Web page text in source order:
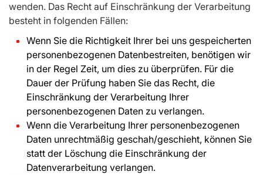
wenden. Das Recht auf Einschränkung der Verarbeitung
besteht in folgenden Fällen:
Wenn Sie die Richtigkeit Ihrer bei uns gespeicherten
personenbezogenen Datenbestreiten, benötigen wir
in der Regel Zeit, um dies zu überprüfen. Für die
Dauer der Prüfung haben Sie das Recht, die
Einschränkung der Verarbeitung Ihrer
personenbezogenen Daten zu verlangen.
Wenn die Verarbeitung Ihrer personenbezogenen
Daten unrechtmäßig geschah/geschieht, können Sie
statt der Löschung die Einschränkung der
Datenverarbeitung verlangen.